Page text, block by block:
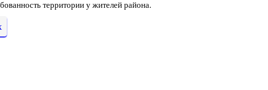
территории у жителей района.